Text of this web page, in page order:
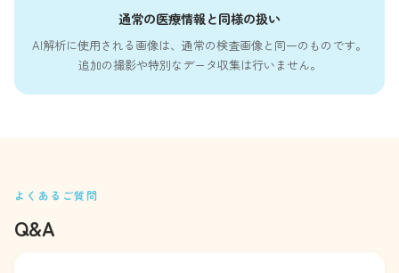
通常の医療情報と同様の扱い
AI解析に使用される画像は、通常の検査画像と同一のものです。
追加の撮影や特別なデータ収集は行いません。
よくあるご質問
Q&A